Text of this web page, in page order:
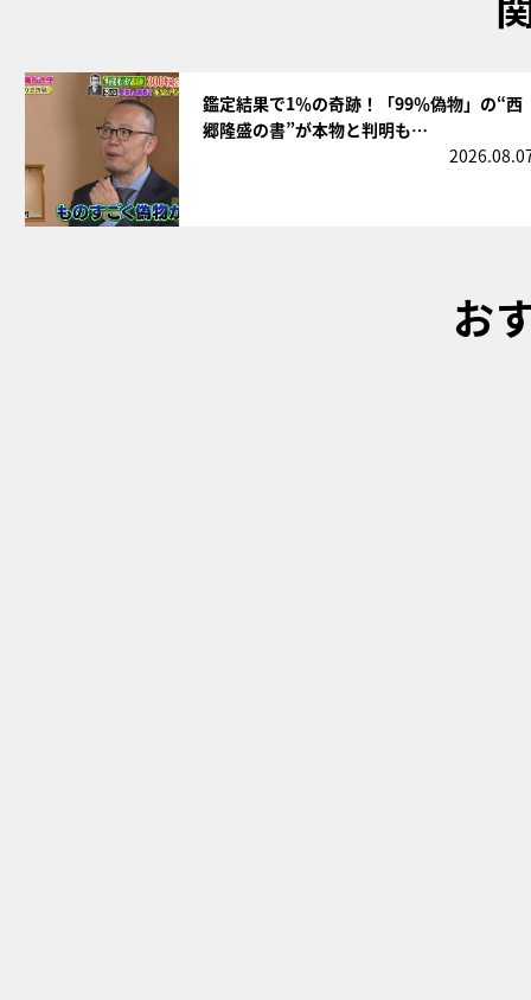
鑑定結果で1％の奇跡！「99％偽物」の“西
郷隆盛の書”が本物と判明も…
お